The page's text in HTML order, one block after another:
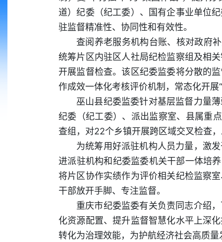
道）纪委（纪工委）、国有企事业单位
驻监督精准性、协同性和有效性。
查阅养老服务机构台账、核对政府
统筹片区内驻区人社局纪检监察组及相
开展监督检查。该区纪委监委将分散的
作成效一体化考核评价机制，常态化开
巫山县纪委监委针对基层监督力量
纪委（纪工委）、派出监察室、县属重
查组，对22个乡镇开展跨区域交叉检查
为统筹用好派驻机构人员力量，激
进派驻机构和纪委监委机关干部一体培
将片区协作实绩作为评价相关纪检监察
干部放开手脚、专注监督。
重庆市纪委监委有关负责同志介绍
化资源配置、提升监督智慧化水平上深
转化为治理效能，为护航经济社会高质